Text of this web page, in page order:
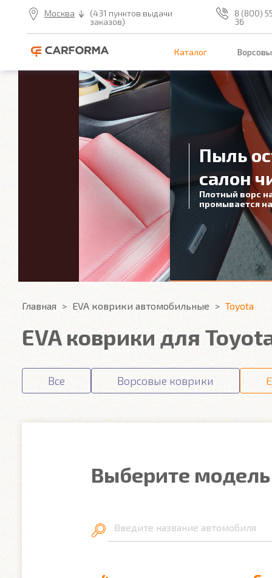
Москва
(431 пунктов выдачи
заказов)
8 (800)
36
Каталог
Пыль
салон
Плотный ворс
промывается
Главная EVA коврики автомобильные Toyota
EVA коврики для
Все Ворсовые коврики
Выберите
Введите название автомобиля